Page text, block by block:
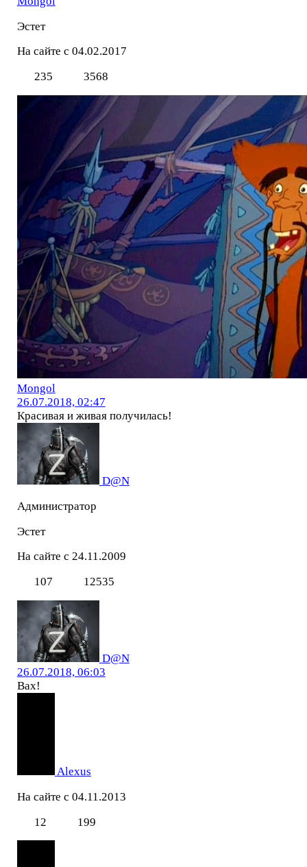
Эстет
На сайте с 04.02.2017
235
3568
Mоngol
26.07.2018, 02:47
Красивая и живая получилась!
D@N
Администратор
Эстет
На сайте с 24.11.2009
107
12535
D@N
26.07.2018, 06:03
Вах!
Alexus
На сайте с 04.11.2013
12
199